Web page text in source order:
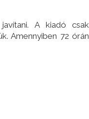
A kiadó csak
Amennyiben 72 órán